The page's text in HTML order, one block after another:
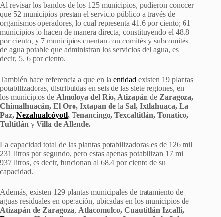
Al revisar los bandos de los 125 municipios, pudieron conocer
que 52 municipios prestan el servicio público a través de
organismos operadores, lo cual representa 41.6 por ciento; 61
municipios lo hacen de manera directa, constituyendo el 48.8
por ciento, y 7 municipios cuentan con comités y subcomités
de agua potable que administran los servicios del agua, es
decir, 5. 6 por ciento.
También hace referencia a que en la entidad existen 19 plantas
potabilizadoras, distribuidas en seis de las siete regiones, en
los municipios de Almoloya del Río, Atizapán de Zaragoza,
Chimalhuacán, El Oro, Ixtapan de la Sal, Ixtlahuaca, La
Paz, Nezahualcóyotl, Tenancingo, Texcaltitlán, Tonatico,
Tultitlán y Villa de Allende.
La capacidad total de las plantas potabilizadoras es de 126 mil
231 litros por segundo, pero estas apenas potabilizan 17 mil
937 litros, es decir, funcionan al 68.4 por ciento de su
capacidad.
Además, existen 129 plantas municipales de tratamiento de
aguas residuales en operación, ubicadas en los municipios de
Atizapán de Zaragoza, Atlacomulco, Cuautitlán Izcalli,